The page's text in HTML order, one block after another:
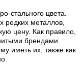
стального цвета.
редких металлов,
цену. Как правило,
брендами
иметь их, также как